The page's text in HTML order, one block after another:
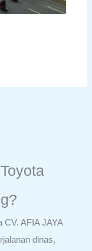
CV. AFIA JAYA
dinas,